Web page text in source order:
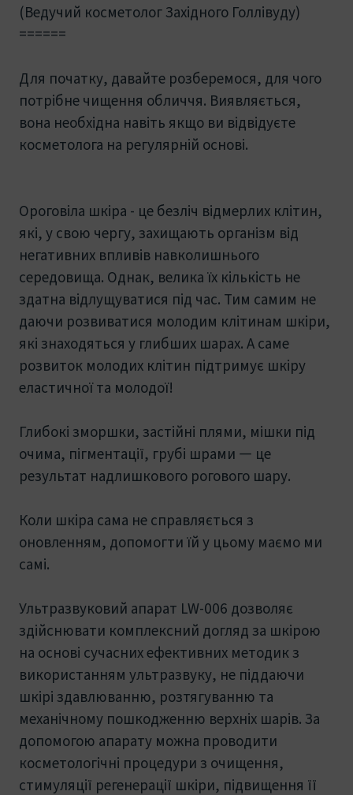
(Ведучий косметолог Західного Голлівуду)
======
Для початку, давайте розберемося, для чого
потрібне чищення обличчя. Виявляється,
вона необхідна навіть якщо ви відвідуєте
косметолога на регулярній основі.
Ороговіла шкіра - це безліч відмерлих клітин,
які, у свою чергу, захищають організм від
негативних впливів навколишнього
середовища. Однак, велика їх кількість не
здатна відлущуватися під час. Тим самим не
даючи розвиватися молодим клітинам шкіри,
які знаходяться у глибших шарах. А саме
розвиток молодих клітин підтримує шкіру
еластичної та молодої!
Глибокі зморшки, застійні плями, мішки під
очима, пігментації, грубі шрами — це
результат надлишкового рогового шару.
Коли шкіра сама не справляється з
оновленням, допомогти їй у цьому маємо ми
самі.
Ультразвуковий апарат LW-006 дозволяє
здійснювати комплексний догляд за шкірою
на основі сучасних ефективних методик з
використанням ультразвуку, не піддаючи
шкірі здавлюванню, розтягуванню та
механічному пошкодженню верхніх шарів. За
допомогою апарату можна проводити
косметологічні процедури з очищення,
стимуляції регенерації шкіри, підвищення її